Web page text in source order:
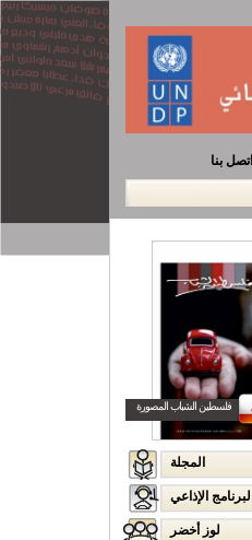
اتصل بنا
فلسطين الشباب المصورة
المجلة
البرنامج الإذاعي
لوز أخضر